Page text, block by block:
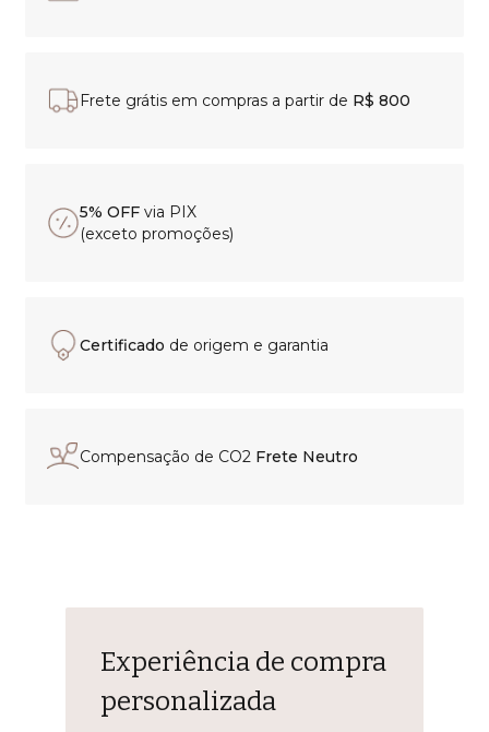
Frete grátis em compras a partir de R$ 800
5% OFF via PIX
(exceto promoções)
Certificado de origem e garantia
Compensação de CO2 Frete Neutro
Experiência de compra
personalizada